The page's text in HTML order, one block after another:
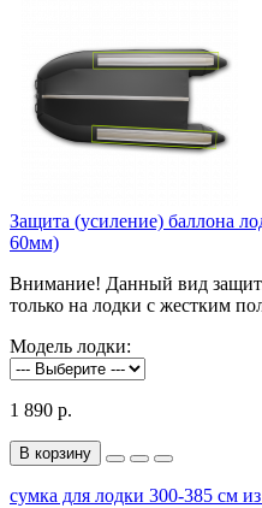
Защита (усиление) баллона
60мм)
Внимание! Данный вид
только на лодки с жестким
Модель лодки:
1 890 р.
В корзину
сумка для лодки 300-385 см